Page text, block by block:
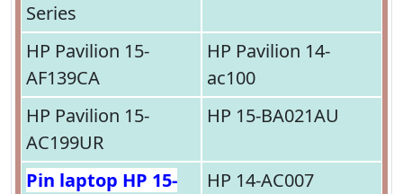
Series
HP Pavilion 15-
AF139CA
HP Pavilion 14-
ac100
HP Pavilion 15-
AC199UR
HP 15-BA021AU
Pin laptop HP 15-
HP 14-AC007